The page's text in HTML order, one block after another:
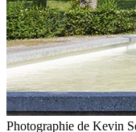
Photographie de Kevin